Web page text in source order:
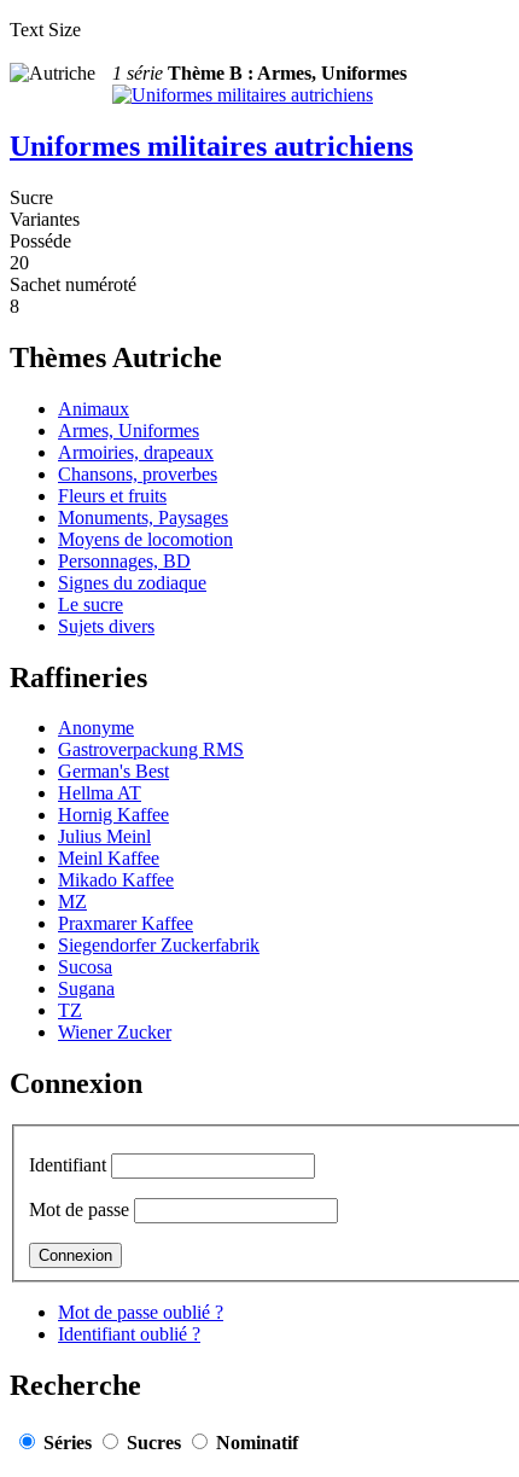
Text Size
1 série Thème B : Armes, Uniformes
Uniformes militaires autrichiens
Sucre
Variantes
Posséde
20
Sachet numéroté
8
Thèmes Autriche
Animaux
Armes, Uniformes
Armoiries, drapeaux
Chansons, proverbes
Fleurs et fruits
Monuments, Paysages
Moyens de locomotion
Personnages, BD
Signes du zodiaque
Le sucre
Sujets divers
Raffineries
Anonyme
Gastroverpackung RMS
German's Best
Hellma AT
Hornig Kaffee
Julius Meinl
Meinl Kaffee
Mikado Kaffee
MZ
Praxmarer Kaffee
Siegendorfer Zuckerfabrik
Sucosa
Sugana
TZ
Wiener Zucker
Connexion
Identifiant
Mot de passe
Mot de passe oublié ?
Identifiant oublié ?
Recherche
Séries Sucres Nominatif